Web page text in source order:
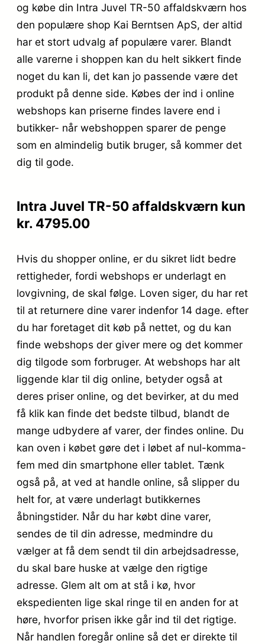
og købe din Intra Juvel TR-50 affaldskværn hos
den populære shop Kai Berntsen ApS, der altid
har et stort udvalg af populære varer. Blandt
alle varerne i shoppen kan du helt sikkert finde
noget du kan li, det kan jo passende være det
produkt på denne side. Købes der ind i online
webshops kan priserne findes lavere end i
butikker- når webshoppen sparer de penge
som en almindelig butik bruger, så kommer det
dig til gode.
Intra Juvel TR-50 affaldskværn kun
kr. 4795.00
Hvis du shopper online, er du sikret lidt bedre
rettigheder, fordi webshops er underlagt en
lovgivning, de skal følge. Loven siger, du har ret
til at returnere dine varer indenfor 14 dage. efter
du har foretaget dit køb på nettet, og du kan
finde webshops der giver mere og det kommer
dig tilgode som forbruger. At webshops har alt
liggende klar til dig online, betyder også at
deres priser online, og det bevirker, at du med
få klik kan finde det bedste tilbud, blandt de
mange udbydere af varer, der findes online. Du
kan oven i købet gøre det i løbet af nul-komma-
fem med din smartphone eller tablet. Tænk
også på, at ved at handle online, så slipper du
helt for, at være underlagt butikkernes
åbningstider. Når du har købt dine varer,
sendes de til din adresse, medmindre du
vælger at få dem sendt til din arbejdsadresse,
du skal bare huske at vælge den rigtige
adresse. Glem alt om at stå i kø, hvor
ekspedienten lige skal ringe til en anden for at
høre, hvorfor prisen ikke går ind til det rigtige.
Når handlen foregår online så det er direkte til